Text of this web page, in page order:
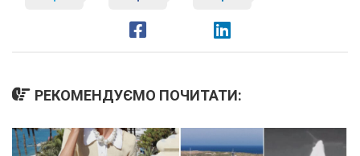
РЕКОМЕНДУЄМО ПОЧИТАТИ: